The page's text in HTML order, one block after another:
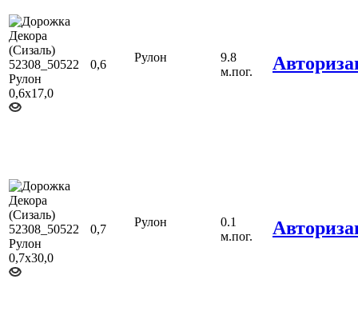
0,6
Рулон
9.8
м.пог.
0,7
Рулон
0.1
м.пог.